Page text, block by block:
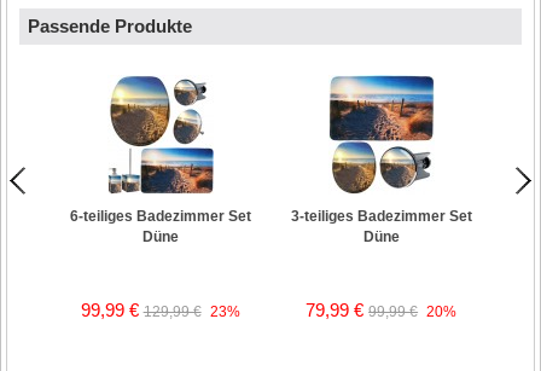
Passende Produkte
6-teiliges Badezimmer Set
Düne
99,99 €129,99 € 23%
3-teiliges Badezimmer Set
Düne
79,99 €99,99 € 20%